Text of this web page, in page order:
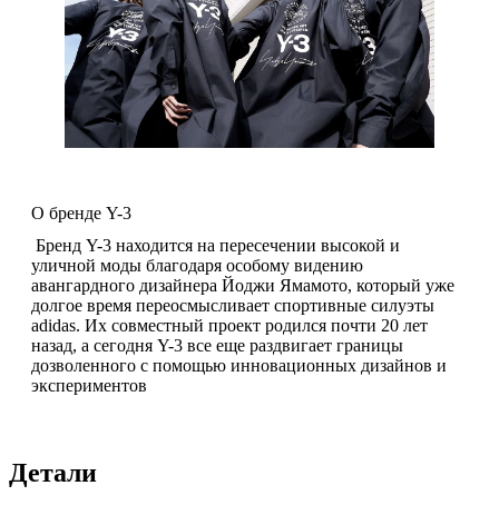
О бренде Y-3
Бренд Y-3 находится на пересечении высокой и
уличной моды благодаря особому видению
авангардного дизайнера Йоджи Ямамото, который уже
долгое время переосмысливает спортивные силуэты
adidas. Их совместный проект родился почти 20 лет
назад, а сегодня Y-3 все еще раздвигает границы
дозволенного с помощью инновационных дизайнов и
экспериментов
Детали